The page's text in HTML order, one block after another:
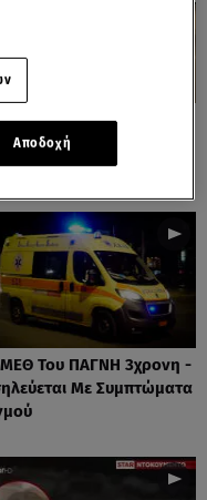
Ράφτη: Bίντεο
Από Το
Τροχαίο
Του ΠΑΓΝΗ 3χρονη -
Με Συμπτώματα
Αποδοχή